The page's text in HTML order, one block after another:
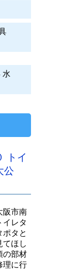
水
トイ
公
阪市南
イレタ
ポタと
てほし
の部材
理に行